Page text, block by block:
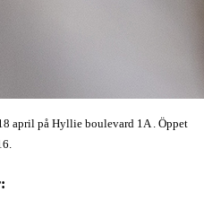
april på Hyllie boulevard 1A . Öppet